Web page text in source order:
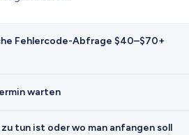
Fehlercode-Abfrage $40–$70+
warten
tun ist oder wo man anfangen soll